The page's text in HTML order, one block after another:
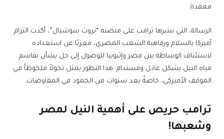
معقدة.
الرسالة، التي نشرها ترامب على منصته “تروث سوشيال”، أكدت التزام
أميركا بالسلام ورفاهية الشعب المصري، معربًا عن استعداده
لاستئناف الوساطة بين مصر وإثيوبيا للوصول إلى حل بشأن تقاسم
مياه النيل بشكل عادل ومستدام. هذا التطور يمثل تحولاً ملحوظاً في
الموقف الأميركي، خاصةً بعد سنوات من الجمود في المفاوضات.
ترامب حريص على أهمية النيل لمصر
وشعبها!